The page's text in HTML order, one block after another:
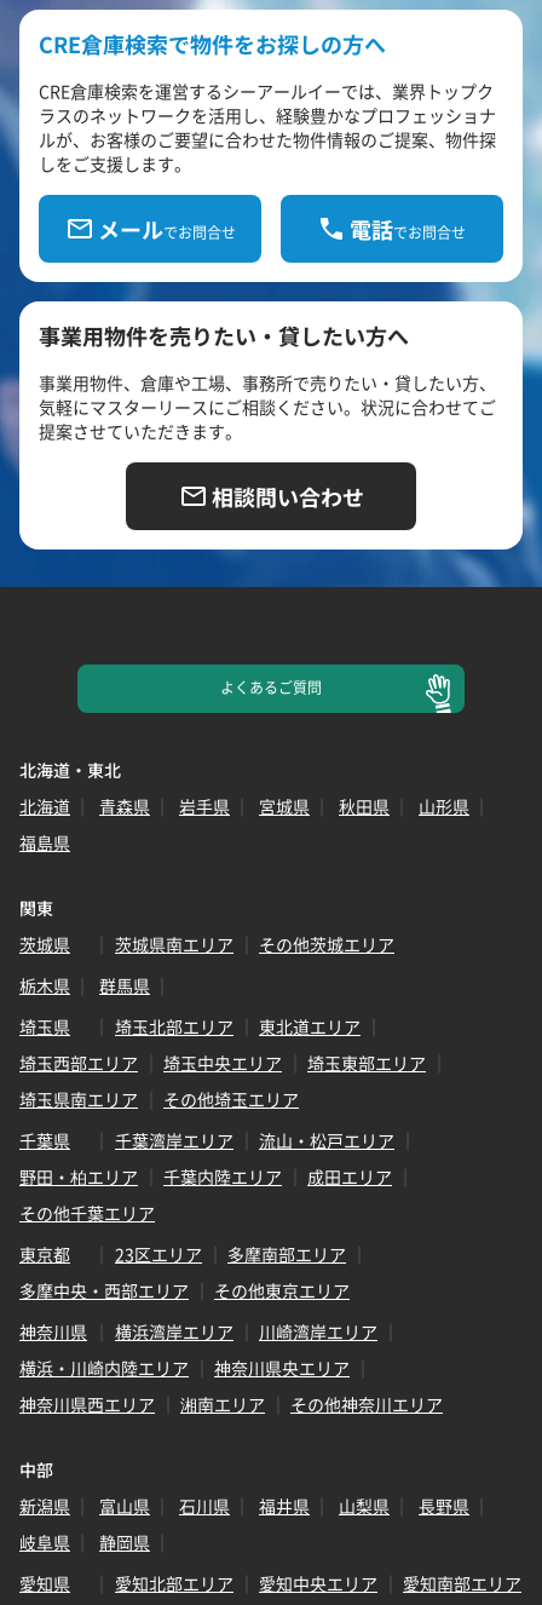
CRE倉庫検索で物件をお探しの方へ
CRE倉庫検索を運営するシーアールイーでは、業界トップク
ラスのネットワークを活用し、経験豊かなプロフェッショナ
ルが、お客様のご要望に合わせた物件情報のご提案、物件探
しをご支援します。
メールでお問合せ 電話でお問合せ
事業用物件を売りたい・貸したい方へ
事業用物件、倉庫や工場、事務所で売りたい・貸したい方、
気軽にマスターリースにご相談ください。状況に合わせてご
提案させていただきます。
相談問い合わせ
よくあるご質問
北海道・東北
北海道
青森県 岩手県 宮城県 秋田県
山形県
福島県
関東
茨城県
茨城県南エリア
その他茨城エリア
栃木県
群馬県
埼玉県
埼玉北部エリア
東北道エリア
埼玉西部エリア
埼玉中央エリア
埼玉東部エリア
埼玉県南エリア
その他埼玉エリア
千葉県
千葉湾岸エリア
流山・松戸エリア
野田・柏エリア
千葉内陸エリア
成田エリア
その他千葉エリア
東京都
23区エリア
多摩南部エリア
多摩中央・西部エリア
その他東京エリア
神奈川県
横浜湾岸エリア
川崎湾岸エリア
横浜・川崎内陸エリア
神奈川県央エリア
神奈川県西エリア
湘南エリア その他神奈川エリア
中部
新潟県
富山県 石川県 福井県 山梨県
長野県
岐阜県
静岡県
愛知県
愛知北部エリア 愛知中央エリア
愛知南部エリア